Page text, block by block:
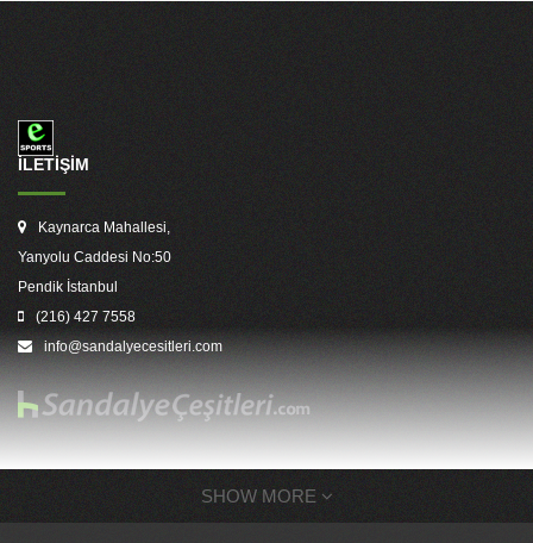
İLETİŞİM
Kaynarca Mahallesi,
Yanyolu Caddesi No:50
Pendik İstanbul
(216) 427 7558
info@sandalyecesitleri.com
SHOW MORE